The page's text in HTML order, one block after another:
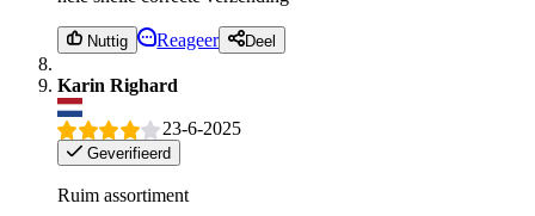
Nuttig Reageer Deel
Karin Righard
23-6-2025
Geverifieerd
Ruim assortiment